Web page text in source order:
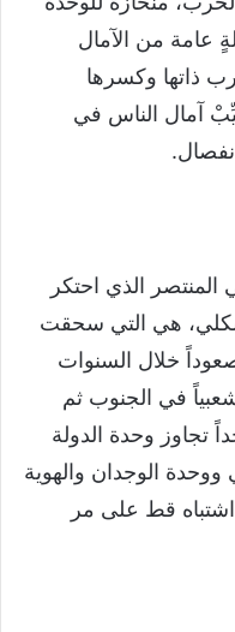
عامة من الآمال
ذاتها وكسرها
آمال الناس في
المنتصر الذي احتكر
شكلي، هي التي سحقت
خلال السنوات
في الجنوب ثم
تجاوز وحدة الدولة
ووحدة الوجدان والهوية
اشتباه قط على مر